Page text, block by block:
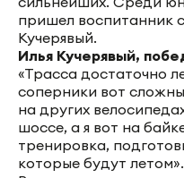
пришел воспитанник
Кучерявый.
Илья Кучерявый,
«Трасса достаточно
соперники вот
на других
шоссе, а я вот на
тренировка,
которые будут летом».